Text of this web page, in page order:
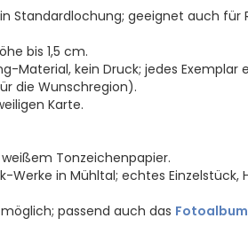
in Standardlochung; geeignet auch
bis 1,5 cm.
Material, kein Druck; jedes Exemplar
die Wunschregion).
Karte.
Tonzeichenpapier.
Werke in Mühltal; echtes Einzelstück,
passend auch das